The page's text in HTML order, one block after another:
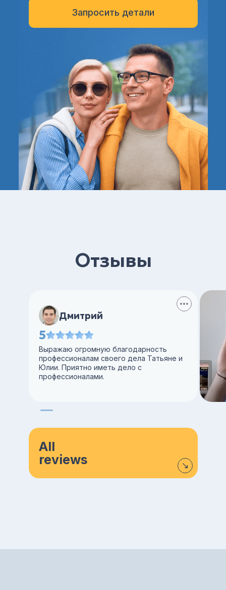
Запросить детали
Отзывы
Дмитрий
5
Выражаю огромную благодарность
профессионалам своего дела Татьяне и
Юлии. Приятно иметь дело с
профессионалами.
All
reviews